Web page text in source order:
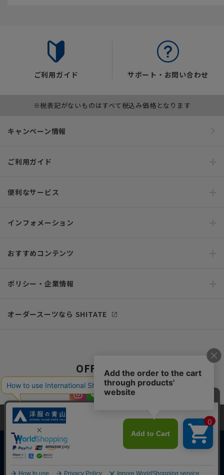
ご利用ガイド サポート・お問い合わせ
※税表記がないものはすべて税込み価格となります
キャンペーン情報
ご利用ガイド
便利なサービス
インフォメーション
おすすめコンテンツ
ポリシー・企業情報
オーダースーツなら SHITATE
OFFICIAL SNS
当サイトでは、快適な閲覧体験とコンテンツ改善のためにCookieを使用
しています。閲覧を続けることで、Cookieの使用に同意したものとみな
します。詳細については
同意して閉じる